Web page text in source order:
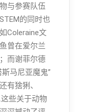
与参赛队伍
的同时也
Coleraine文
曾在爱尔兰
而谢菲尔德
马尼亚魔鬼”
有猞猁、
些关于动物